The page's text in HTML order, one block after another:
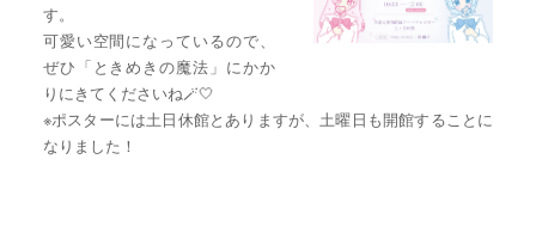
す。
可愛い空間になっているので、
ぜひ「ときめきの魔法」にかか
りにきてくださいね🪄🤍
※ポスターには土日休館とありますが、土曜日も開館することに
なりました！